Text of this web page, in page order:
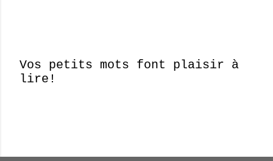
E
Vos petits mots font plaisir à
lire!